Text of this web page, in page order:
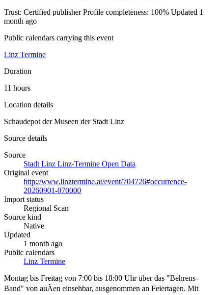
Trust: Certified publisher Profile completeness: 100% Updated 1
month ago
Public calendars carrying this event
Linz Termine
Duration
11 hours
Location details
Schaudepot der Museen der Stadt Linz
Source details
Source
Stadt Linz Linz-Termine Open Data
Original event
http://www.linztermine.at/event/704726#occurrence-
20260901-070000
Import status
Regional Scan
Source kind
Native
Updated
1 month ago
Public calendars
Linz Termine
Montag bis Freitag von 7:00 bis 18:00 Uhr über das "Behrens-
Band" von auÃen einsehbar, ausgenommen an Feiertagen. Mit